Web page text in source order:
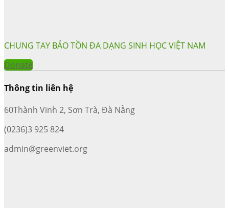
CHUNG TAY BẢO TỒN ĐA DẠNG SINH HỌC VIỆT NAM
Donate
Thông tin liên hệ
60Thành Vinh 2, Sơn Trà, Đà Nẵng
(0236)3 925 824
admin@greenviet.org